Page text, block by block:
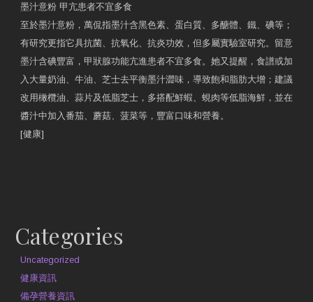
墨汁意粉 甲亢患者不宜多食
至於墨汁意粉，萬侃指墨汁含黑色素、蛋白質、多醣體、鐵、碘等；
有研究更指它具抗菌、抗氧化、抗炎功效，但多屬實驗室研究。留意
墨汁含碘豐富，甲狀腺功能亢進患者不宜多食。她又提醒，食譜或加
入大量奶油、牛油、芝士去平衡墨汁澀味，導致飽和脂肪大增；建議
改用橄欖油、蒜片及低脂芝士，多搭配鮮蝦、蜆肉等低脂海鮮，並在
醬汁中加入番茄、蘑菇、菠菜等，豐富口味和營養。
[健康]
Categories
Uncategorized
健康資訊
備孕營養資訊